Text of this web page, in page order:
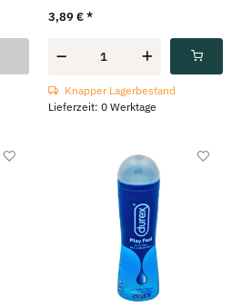
3,89 €*
Knapper Lagerbestand
Lieferzeit: 0 Werktage